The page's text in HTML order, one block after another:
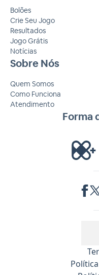
Bolões
Crie Seu Jogo
Resultados
Jogo Grátis
Notícias
Sobre Nós
Quem Somos
Como Funciona
Atendimento
Forma